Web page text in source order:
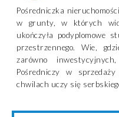
Pośredniczka
w grunty, w których
ukończyła podyplomowe
przestrzennego. Wie,
zarówno
Pośredniczy w
chwilach uczy się